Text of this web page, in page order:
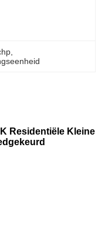
Residentiële Kleine